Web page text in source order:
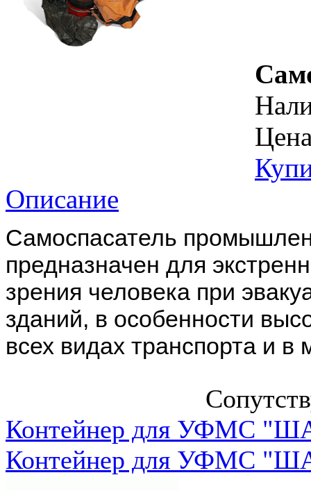
Описание
Самоспасатель
предназначен для
зрения человека при
зданий, в особенности
всех видах транспорта и в
Контейнер для УФМС
Контейнер для УФМС